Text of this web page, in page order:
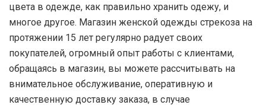
цвета в одежде, как правильно хранить одежу, и
многое другое. Магазин женской одежды стрекоза на
протяжении 15 лет регулярно радует своих
покупателей, огромный опыт работы с клиентами,
обращаясь в магазин, вы можете рассчитывать на
внимательное обслуживание, оперативную и
качественную доставку заказа, в случае